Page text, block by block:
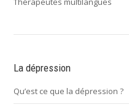
La dépression
Qu’est ce que la dépression ?